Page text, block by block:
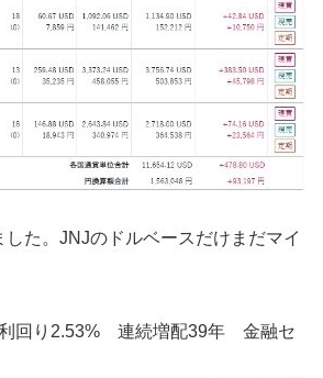
た。JNJのドルベースだけまだマイ
回り2.53% 連続増配39年 金融セ